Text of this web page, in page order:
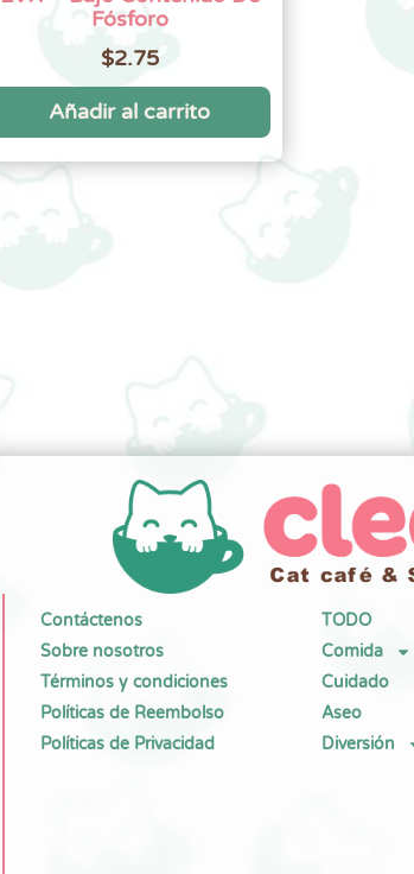
Fósforo
$2.75
Añadir al carrito
Contáctenos
Sobre nosotros
Términos y condiciones
Políticas de Reembolso
Políticas de Privacidad
TODO
Comida
Cuidado
Aseo
Diversión